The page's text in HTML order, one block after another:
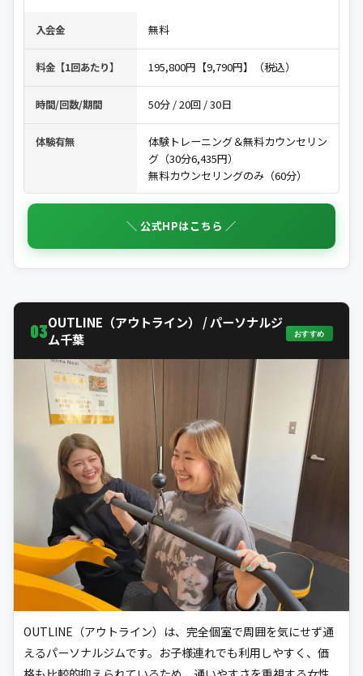
入会金 無料
料金【1回あたり】 195,800円【9,790円】（税込）
時間/回数/期間 50分 / 20回 / 30日
体験有無
体験トレーニング＆無料カウンセリン
グ（30分6,435円）
無料カウンセリングのみ（60分）
＼ 公式HPはこちら ／
03OUTLINE（アウトライン） / パーソナルジ
ム千葉
おすすめ
OUTLINE（アウトライン）は、完全個室で周囲を気にせず通
えるパーソナルジムです。お子様連れでも利用しやすく、価